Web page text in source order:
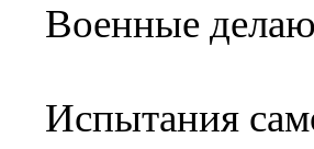
Военные
Испытания